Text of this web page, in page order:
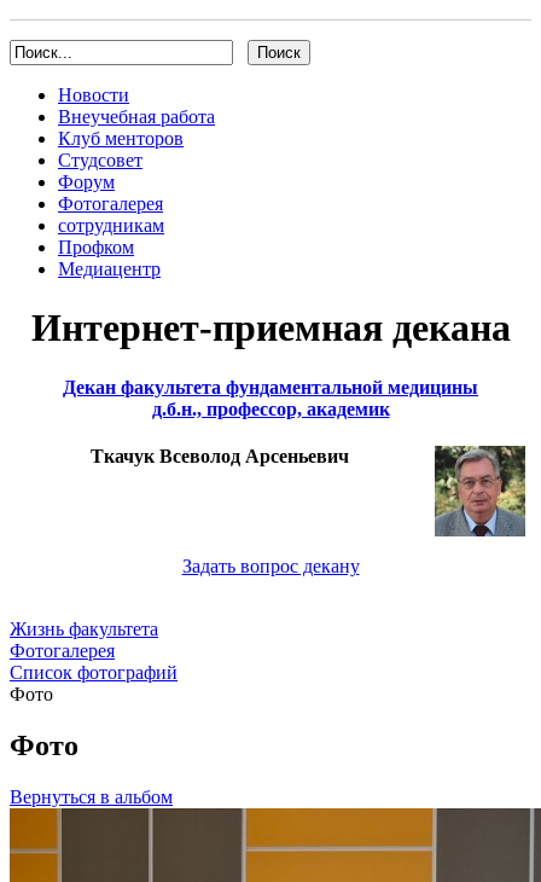
Новости
Внеучебная работа
Клуб менторов
Студсовет
Форум
Фотогалерея
сотрудникам
Профком
Медиацентр
Интернет-приемная декана
Декан факультета фундаментальной медицины
д.б.н., профессор, академик
Ткачук Всеволод Арсеньевич
Задать вопрос декану
Жизнь факультета
Фотогалерея
Список фотографий
Фото
Фото
Вернуться в альбом